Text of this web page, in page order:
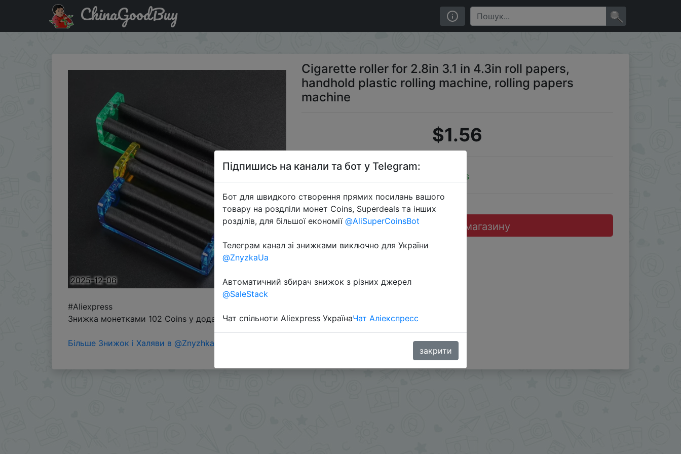
Придбати Cigarette roller for 2.8in 3.1 in 4.3in roll papers, handhold plastic rolling machine, rolling papers machine
ChinaGoodBuy
2025-12-06
Cigarette roller for 2.8in 3.1 in 4.3in roll papers,
handhold plastic rolling machine, rolling papers
machine
$1.56
Coins
Перейти до магазину
#Aliexpress
Знижка монетками 102 Coins у додатку через розділ монет.
Більше Знижок і Халяви в @ZnyzhkaUA
Підпишись на канали та бот у Telegram:
Бот для швидкого створення прямих посилань вашого
товару на роздліли монет Coins, Superdeals та інших
розділів, для більшої економії @AliSuperCoinsBot
Телеграм канал зі знижками виключно для України
@ZnyzkaUa
Автоматичний збирач знижок з різних джерел
@SaleStack
Чат спільноти Aliexpress УкраїнаЧат Аліекспресс
закрити